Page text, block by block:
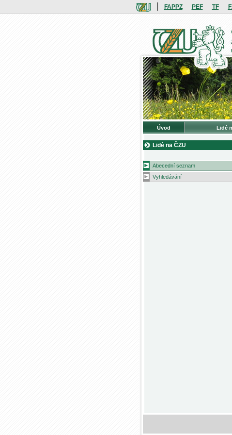
FAPPZ PEF TF
Úvod Lidé
Lidé na ČZU
Abecední seznam
Vyhledávání